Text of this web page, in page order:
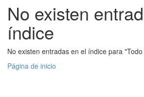
No existen
índice
No existen entradas en el índice para
Página de inicio